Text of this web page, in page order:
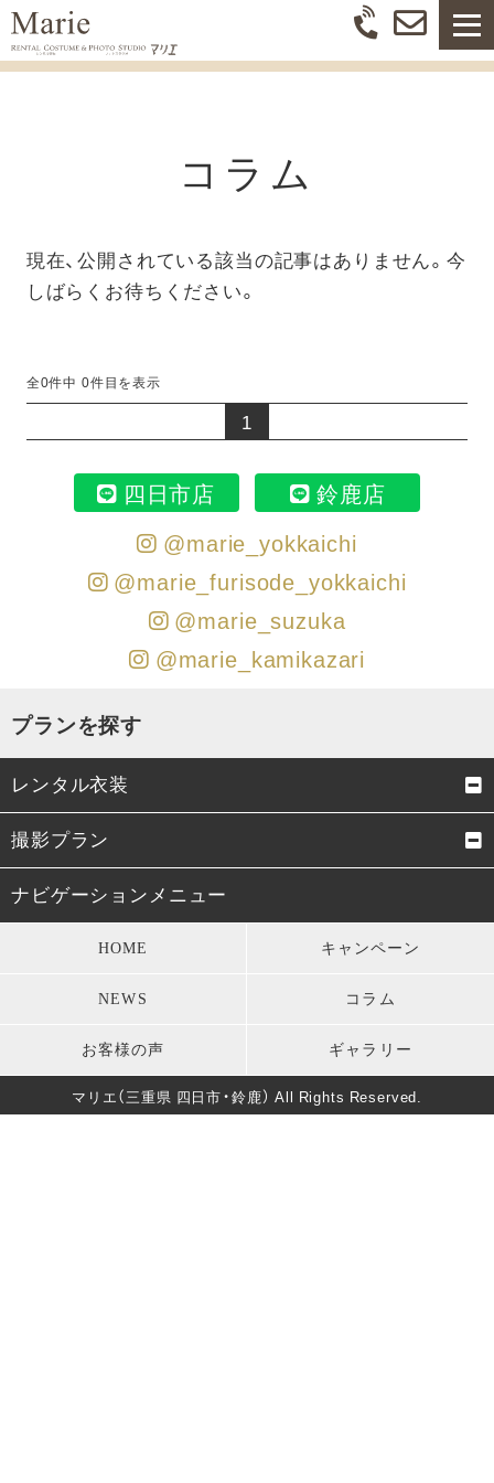
コラム
現在、公開されている該当の記事はありません。今
しばらくお待ちください。
全0件中 0件目を表示
1
四日市店
鈴鹿店
@marie_yokkaichi
@marie_furisode_yokkaichi
@marie_suzuka
@marie_kamikazari
プランを探す
レンタル衣装
成人式振袖
男性成人式袴
七五三衣装 留袖・訪問着・振袖
モーニング・礼服 パーティードレス
キッズ衣装 長寿のお祝い
葬儀・法要
撮影プラン
成人式前撮り
ィング
バースデー マタニティフォト
ナビゲーションメニュー
HOME キャンペーン
NEWS コラム
お客様の声 ギャラリー
マリエ（三重県 四日市・鈴鹿） All Rights Reserved.